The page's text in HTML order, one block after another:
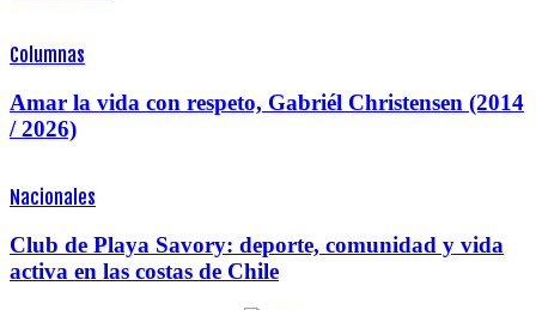
Columnas
Amar la vida con respeto, Gabriél Christensen (2014
/ 2026)
Nacionales
Club de Playa Savory: deporte, comunidad y vida
activa en las costas de Chile